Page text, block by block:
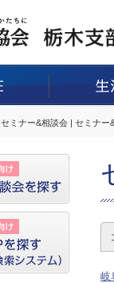
セミナー&相談会 | セミナー
岐